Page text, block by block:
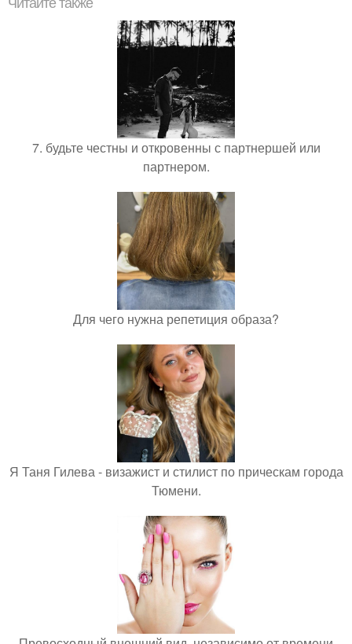
7. будьте честны и откровенны с партнершей или
партнером.
Для чего нужна репетиция образа?
Я Таня Гилева - визажист и стилист по прическам города
Тюмени.